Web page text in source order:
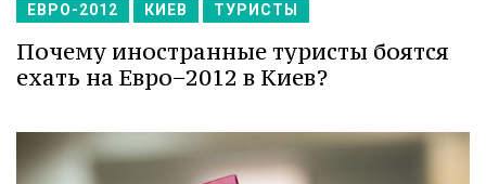
ЕВРО-2012 КИЕВ ТУРИСТЫ
Почему иностранные туристы боятся
ехать на Евро−2012 в Киев?